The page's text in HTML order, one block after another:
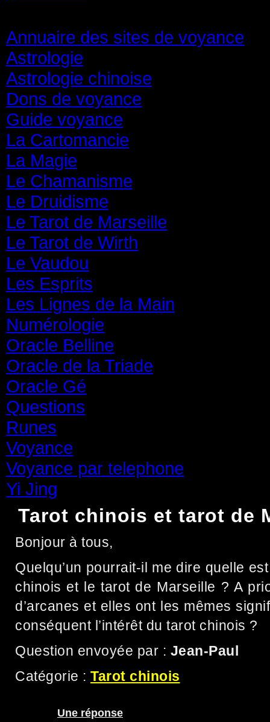
Annuaire des sites de voyance
Astrologie
Astrologie chinoise
Dons de voyance
Guide voyance
La Cartomancie
La Magie
Le Chamanisme
Le Druidisme
Le Tarot de Marseille
Le Tarot de Wirth
Le Vaudou
Les Esprits
Les Lignes de la Main
Numérologie
Oracle Belline
Oracle de la Triade
Oracle Gé
Questions
Runes
Voyance
Voyance par telephone
Yi Jing
Tarot chinois et tarot de
Bonjour à tous,
Quelqu’un pourrait-il me dire quelle
chinois et le tarot de Marseille ? A
d’arcanes et elles ont les mêmes
conséquent l’intérêt du tarot chinois ?
Question envoyée par : Jean-Paul
Catégorie : Tarot chinois
Une réponse